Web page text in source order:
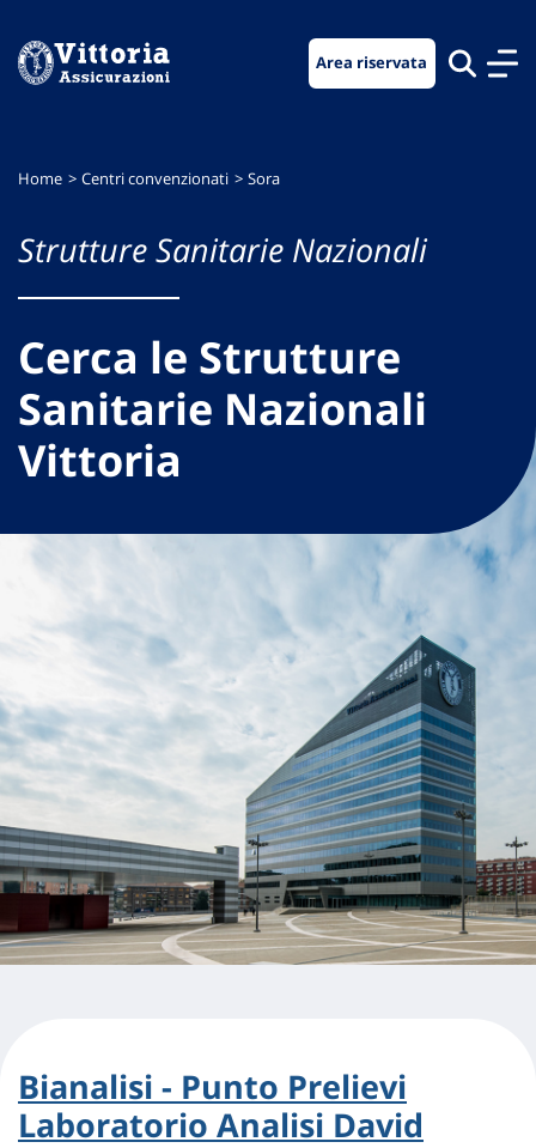
menu
contenuto
footer
Area riservata
Home Centri convenzionati Sora
Strutture Sanitarie Nazionali
Cerca le Strutture
Sanitarie Nazionali
Vittoria
Bianalisi - Punto Prelievi
Laboratorio Analisi David